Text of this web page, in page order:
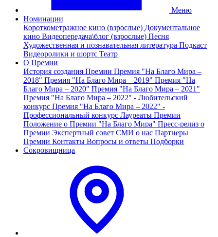
Меню
Номинации
Короткометражное кино (взрослые) Документальное
кино Видеопередача\блог (взрослые) Песня
Художественная и познавательная литература Подкаст
Видеоролики и шортс Театр
О Премии
История создания Премии Премия "На Благо Мира –
2018" Премия "На Благо Мира – 2019" Премия "На
Благо Мира – 2020" Премия "На Благо Мира – 2021"
Премия "На Благо Мира – 2022" - Любительский
конкурс Премия "На Благо Мира – 2022" -
Профессиональный конкурс Лауреаты Премии
Положение о Премии "На Благо Мира" Пресс-релиз о
Премии Экспертный совет СМИ о нас Партнеры
Премии Контакты Вопросы и ответы Подборки
Сокровищница